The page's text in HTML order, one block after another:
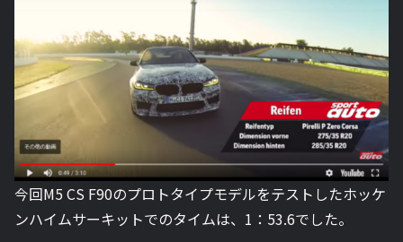
今回M5 CS F90のプロトタイプモデルをテストしたホッケ
ンハイムサーキットでのタイムは、 1：53.6でした。